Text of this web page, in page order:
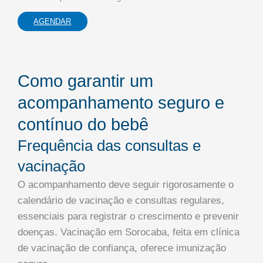
AGENDAR
Como garantir um
acompanhamento seguro e
contínuo do bebê
Frequência das consultas e
vacinação
O acompanhamento deve seguir rigorosamente o
calendário de vacinação e consultas regulares,
essenciais para registrar o crescimento e prevenir
doenças. Vacinação em Sorocaba, feita em clínica
de vacinação de confiança, oferece imunização